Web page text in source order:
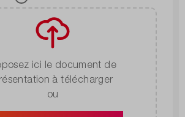
ici le document de
à télécharger
ou